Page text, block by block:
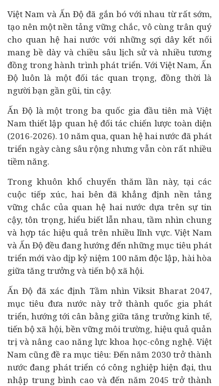
Việt Nam và Ấn Độ đã gắn bó với nhau từ rất sớm,
tạo nên một nền tảng vững chắc, vô cùng trân quý
cho quan hệ hai nước với những sợi dây kết nối
mang bề dày và chiều sâu lịch sử và nhiều tương
đồng trong hành trình phát triển. Với Việt Nam, Ấn
Độ luôn là một đối tác quan trọng, đồng thời là
người bạn gần gũi, tin cậy.
Ấn Độ là một trong ba quốc gia đầu tiên mà Việt
Nam thiết lập quan hệ đối tác chiến lược toàn diện
(2016-2026). 10 năm qua, quan hệ hai nước đã phát
triển ngày càng sâu rộng nhưng vẫn còn rất nhiều
tiềm năng.
Trong khuôn khổ chuyến thăm lần này, tại các
cuộc tiếp xúc, hai bên đã khẳng định nền tảng
vững chắc của quan hệ hai nước dựa trên sự tin
cậy, tôn trọng, hiểu biết lẫn nhau, tầm nhìn chung
và hợp tác hiệu quả trên nhiều lĩnh vực. Việt Nam
và Ấn Độ đều đang hướng đến những mục tiêu phát
triển mới vào dịp kỷ niệm 100 năm độc lập, hài hòa
giữa tăng trưởng và tiến bộ xã hội.
Ấn Độ đã xác định Tầm nhìn Viksit Bharat 2047,
mục tiêu đưa nước này trở thành quốc gia phát
triển, hướng tới cân bằng giữa tăng trưởngkinh tế,
tiến bộ xã hội, bền vững môi trường, hiệu quả quản
trị và nâng cao năng lực khoa học-công nghệ. Việt
Nam cũng đề ra mục tiêu: Đến năm 2030 trở thành
nước đang phát triển có công nghiệp hiện đại, thu
nhập trung bình cao và đến năm 2045 trở thành